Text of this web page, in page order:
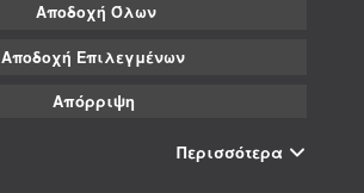
Αποδοχή Όλων
Αποδοχή Επιλεγμένων
Απόρριψη
Περισσότερα